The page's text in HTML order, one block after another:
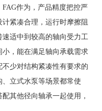
作为，产品精度把控严
紧凑合理，运行时摩擦阻
适中到较高的轴向受力工
，能在满足轴向承载需求
少对结构紧凑性有要求的
立式水泵等场景都常使
其他径向轴承一起使用，